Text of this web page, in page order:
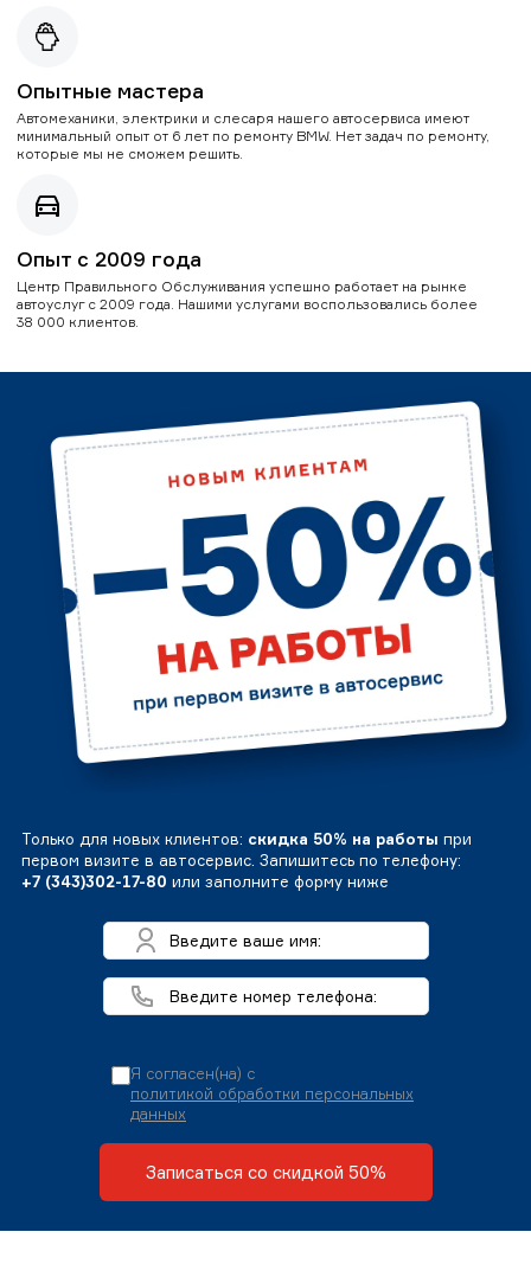
Опытные мастера
Автомеханики, электрики и слесаря нашего автосервиса имеют
минимальный опыт от 6 лет по ремонту BMW. Нет задач по ремонту,
которые мы не сможем решить.
Опыт с 2009 года
Центр Правильного Обслуживания успешно работает на рынке
автоуслуг с 2009 года. Нашими услугами воспользовались более
38 000 клиентов.
Только для новых клиентов: скидка 50% на работы при
первом визите в автосервис. Запишитесь по телефону:
+7 (343)302-17-80 или заполните форму ниже
Я согласен(на) с
политикой обработки персональных
данных
Записаться со скидкой 50%